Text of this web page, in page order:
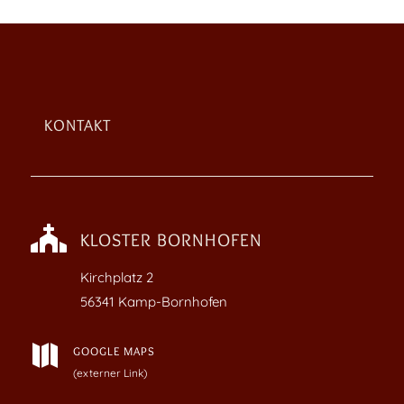
KONTAKT
 KLOSTER BORNHOFEN
Kirchplatz 2
56341 Kamp-Bornhofen
 GOOGLE MAPS
(externer Link)